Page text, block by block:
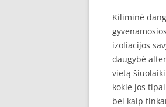
Kiliminė
izoliacijos
daugybė
vietą
kokie jos
bei kaip